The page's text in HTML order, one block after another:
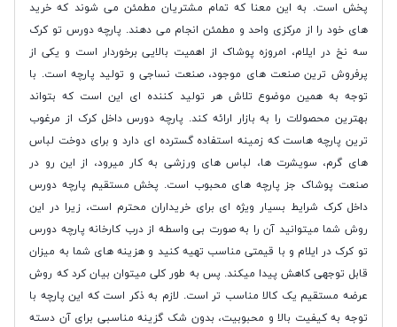
پخش است. به این معنا که تمام مشتریان مطمئن می شوند که خرید
های خود را از مرکزی واحد و مطمئن انجام می دهند. پارچه دورس تو کرک
سه نخ در ایلام، امروزه پوشاک از اهمیت بالایی برخوردار است و یکی از
پرفروش ترین صنعت های موجود، صنعت نساجی و تولید پارچه است. با
توجه به همین موضوع تلاش هر تولید کننده ای این است که بتواند
بهترین محصولات را به بازار ارائه کند. پارچه دورس داخل کرک از مرغوب
ترین پارچه هاست که زمینه استفاده گسترده ای دارد و برای دوخت لباس
های گرم، سویشرت ها، لباس های ورزشی به کار میرود، از این رو در
صنعت پوشاک جز پارچه های محبوب است. پخش مستقیم پارچه دورس
داخل کرک شرایط بسیار ویژه ای برای خریداران محترم است، زیرا در این
روش شما میتوانید آن را به صورت بی واسطه از درب کارخانه پارچه دورس
تو کرک در ایلام و با قیمتی مناسب تهیه کنید و هزینه های شما به میزان
قابل توجهی کاهش پیدا میکند. پس به طور کلی میتوان بیان کرد که روش
عرضه مستقیم یک کالا مناسب تر است. لازم به ذکر است که این پارچه با
توجه به کیفیت بالا و محبوبیت، بدون شک گزینه مناسبی برای آن دسته